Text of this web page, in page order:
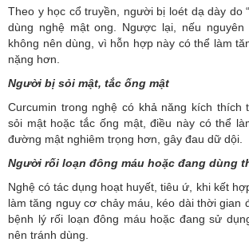
Theo y học cổ truyền, người bị loét dạ dày do
dùng nghệ mật ong. Ngược lại, nếu nguyên
không nên dùng, vì hỗn hợp này có thể làm
nặng hơn.
Người bị sỏi mật, tắc ống mật
Curcumin trong nghệ có khả năng kích thích
sỏi mật hoặc tắc ống mật, điều này có thể
đường mật nghiêm trọng hơn, gây đau dữ dội.
Người rối loạn đông máu hoặc đang dùng
Nghệ có tác dụng hoạt huyết, tiêu ứ, khi kết
làm tăng nguy cơ chảy máu, kéo dài thời gian
bệnh lý rối loạn đông máu hoặc đang sử
nên tránh dùng.